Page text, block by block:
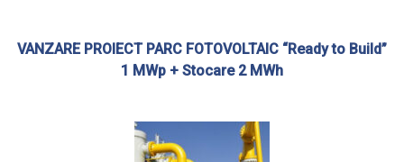
VANZARE PROIECT PARC FOTOVOLTAIC “Ready to Build”
1 MWp + Stocare 2 MWh